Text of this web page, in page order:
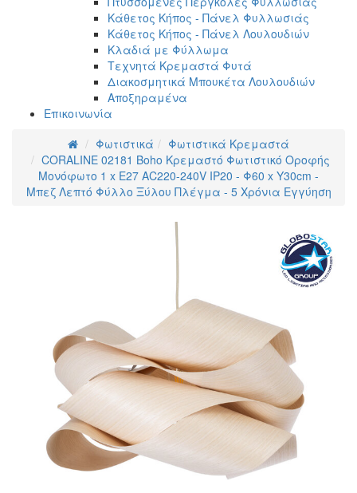
Κάθετος Κήπος - Πάνελ Φυλλωσιάς
Κάθετος Κήπος - Πάνελ Λουλουδιών
Κλαδιά με Φύλλωμα
Τεχνητά Κρεμαστά Φυτά
Διακοσμητικά Μπουκέτα Λουλουδιών
Αποξηραμένα
Επικοινωνία
Φωτιστικά
Φωτιστικά Κρεμαστά
CORALINE 02181 Boho Κρεμαστό Φωτιστικό Οροφής
Μονόφωτο 1 x E27 AC220-240V IP20 - Φ60 x Υ30cm -
Μπεζ Λεπτό Φύλλο Ξύλου Πλέγμα - 5 Χρόνια Εγγύηση